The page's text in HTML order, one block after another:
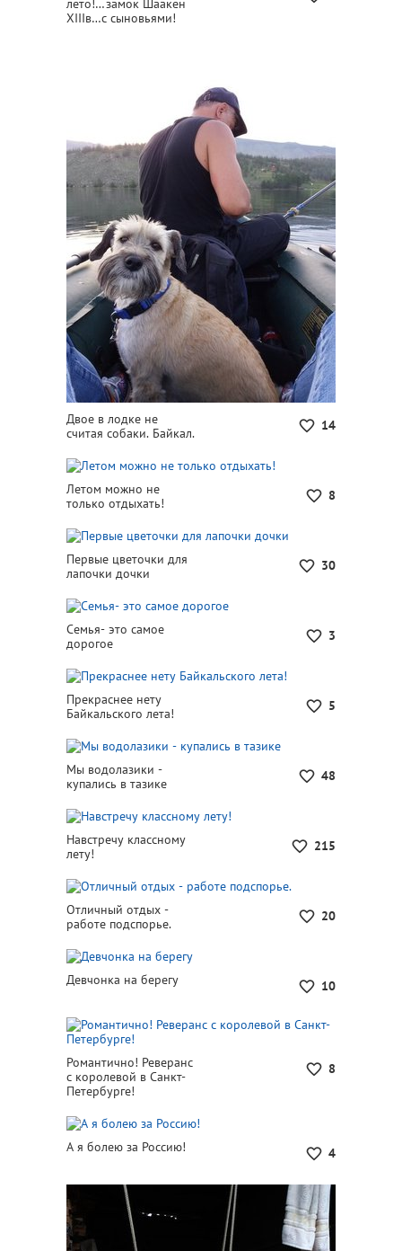
лето!…замок Шаакен
XIIIв…с сыновьями!
14
Двое в лодке не
считая собаки. Байкал.
8
Летом можно не
только отдыхать!
30
Первые цветочки для
лапочки дочки
3
Семья- это самое
дорогое
5
Прекраснее нету
Байкальского лета!
48
Мы водолазики -
купались в тазике
215
Навстречу классному
лету!
20
Отличный отдых -
работе подспорье.
10
Девчонка на берегу
8
Романтично! Реверанс
с королевой в Санкт-
Петербурге!
4
А я болею за Россию!